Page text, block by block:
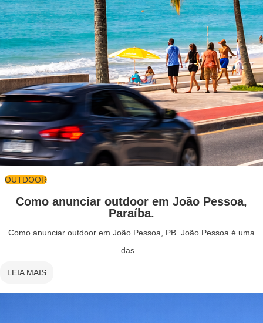
OUTDOOR
Como anunciar outdoor em João Pessoa,
Paraíba.
Como anunciar outdoor em João Pessoa, PB. João Pessoa é uma
das…
LEIA MAIS